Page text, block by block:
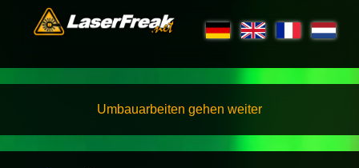
Umbauarbeiten gehen weiter